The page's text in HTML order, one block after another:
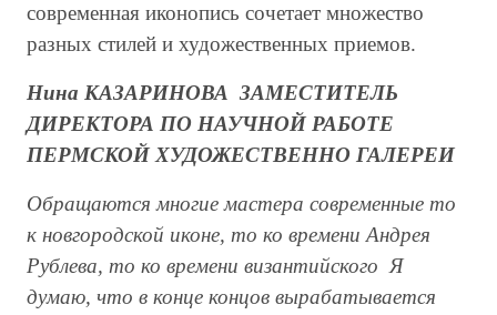
современная иконопись сочетает множество
разных стилей и художественных приемов.
Нина КАЗАРИНОВА ЗАМЕСТИТЕЛЬ
ДИРЕКТОРА ПО НАУЧНОЙ РАБОТЕ
ПЕРМСКОЙ ХУДОЖЕСТВЕННО ГАЛЕРЕИ
Обращаются многие мастера современные то
к новгородской иконе, то ко времени Андрея
Рублева, то ко времени византийского Я
думаю, что в конце концов вырабатывается